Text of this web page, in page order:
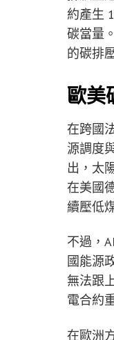
約產生
碳當量
的碳排
歐美
在跨國
源調度
出，太
在美國
續壓低
不過，
國能源
無法跟
電合約
在歐洲